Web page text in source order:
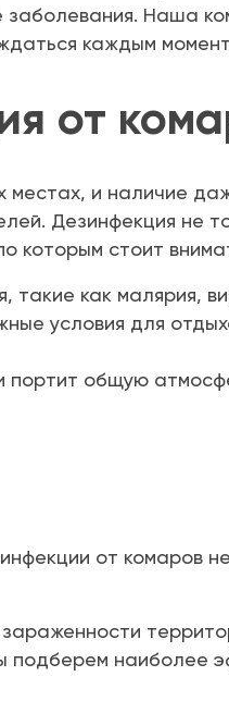
Наша
каждым
от
и наличие
Дезинфекция не
которым стоит
как малярия,
условия для
общую
от комаров
наиболее